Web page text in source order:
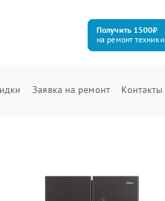
Получить 1500₽
на ремонт техники
Заявка на ремонт Контакты